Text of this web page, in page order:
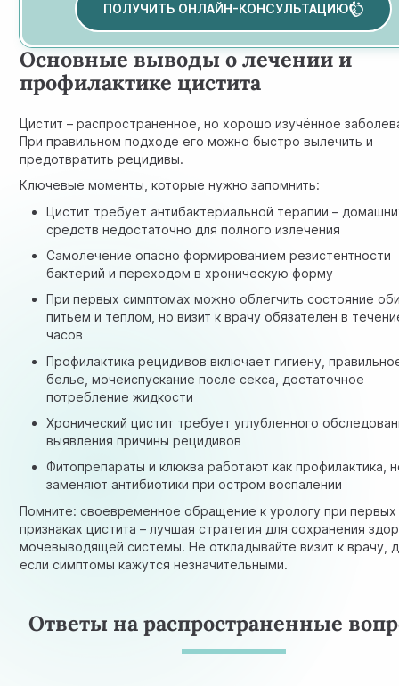
ПОЛУЧИТЬ ОНЛАЙН-КОНСУЛЬТАЦИЮ
Основные выводы о лечении и
профилактике цистита
Цистит – распространенное, но хорошо изучённое
При правильном подходе его можно быстро вылечить и
предотвратить рецидивы.
Ключевые моменты, которые нужно запомнить:
Цистит требует антибактериальной терапии –
средств недостаточно для полного излечения
Самолечение опасно формированием резистентности
бактерий и переходом в хроническую форму
При первых симптомах можно облегчить состояние
питьем и теплом, но визит к врачу обязателен в
часов
Профилактика рецидивов включает гигиену,
белье, мочеиспускание после секса, достаточное
потребление жидкости
Хронический цистит требует углубленного
выявления причины рецидивов
Фитопрепараты и клюква работают как профилактика,
заменяют антибиотики при остром воспалении
Помните: своевременное обращение к урологу при первых
признаках цистита – лучшая стратегия для сохранения
мочевыводящей системы. Не откладывайте визит к врачу,
если симптомы кажутся незначительными.
Ответы на распространенные